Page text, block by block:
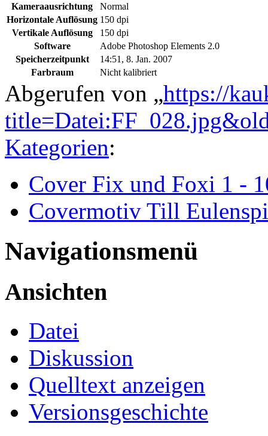
Kameraausrichtung
Normal
Horizontale Auflösung 150 dpi
Vertikale Auflösung
150 dpi
Software
Adobe Photoshop Elements 2.0
Speicherzeitpunkt
14:51, 8. Jan. 2007
Farbraum
Nicht kalibriert
Abgerufen von „https://
Kategorien:
Cover Fix und Foxi 1 -
Covermotiv Till
Navigationsmenü
Ansichten
Datei
Diskussion
Quelltext anzeigen
Versionsgeschichte